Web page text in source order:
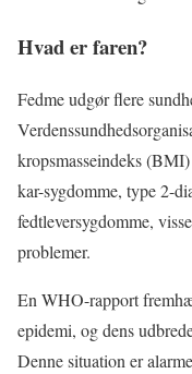
Hvad er faren?
Fedme udgør flere
kropsmasseindeks
kar-sygdomme, type 2-
fedtleversygdomme,
problemer.
En WHO-rapport
epidemi, og dens
Denne situation er